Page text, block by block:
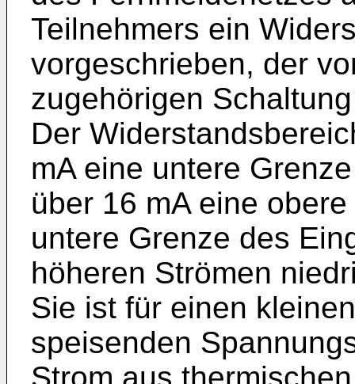
Teilnehmers ein
vorgeschrieben, der
zugehörigen
Der
mA eine untere
über 16 mA eine
untere Grenze des
höheren Strömen
Sie ist für einen
speisenden